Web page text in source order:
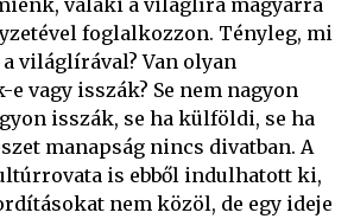
valaki a világlíra magyarra
foglalkozzon. Tényleg, mi
világlírával? Van olyan
e vagy isszák? Se nem nagyon
isszák, se ha külföldi, se ha
manapság nincs divatban. A
is ebből indulhatott ki,
nem közöl, de egy ideje